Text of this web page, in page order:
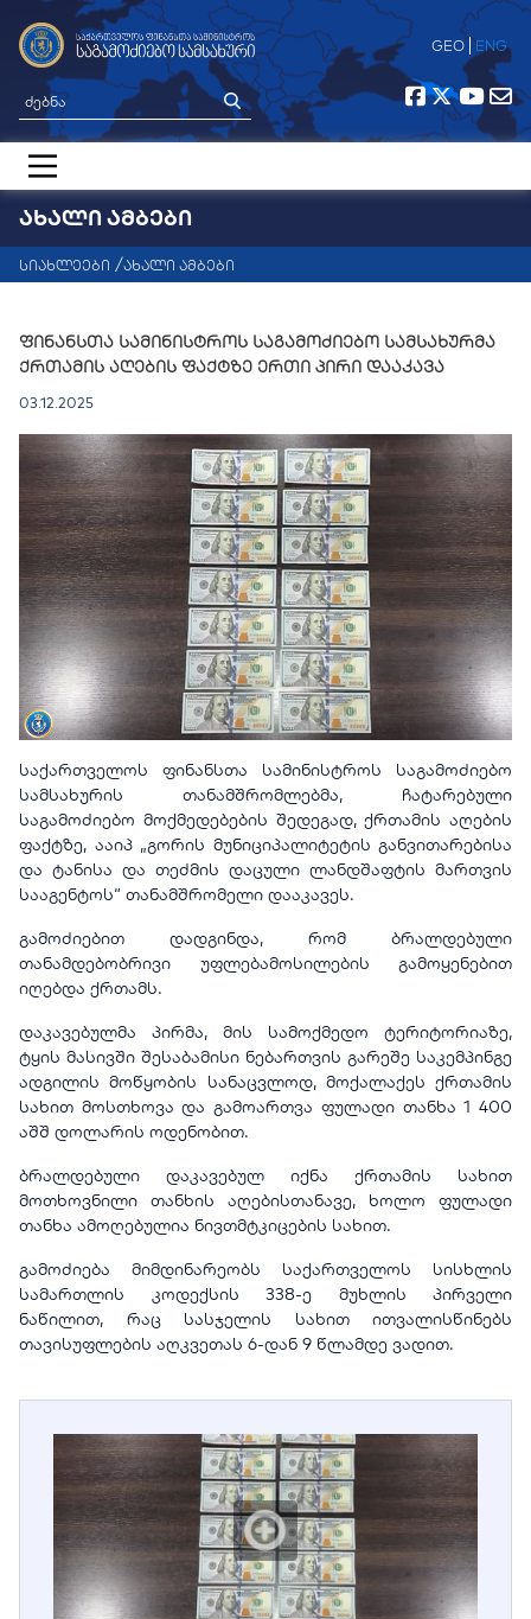
GEO ENG
მთავარი
ჩვენ შესახებ
საერთაშორისო თანამშრომლობა
კონტაქტი
ᲐᲮᲐᲚᲘ ᲐᲛᲑᲔᲑᲘ
სიახლეები ახალი ამბები
ფინანსთა სამინისტროს საგამოძიებო სამსახურმა
ქრთამის აღების ფაქტზე ერთი პირი დააკავა
03.12.2025
საქართველოს ფინანსთა სამინისტროს საგამოძიებო
სამსახურის თანამშრომლებმა, ჩატარებული
საგამოძიებო მოქმედებების შედეგად, ქრთამის აღების
ფაქტზე, ააიპ „გორის მუნიციპალიტეტის განვითარებისა
და ტანისა და თეძმის დაცული ლანდშაფტის მართვის
სააგენტოს“ თანამშრომელი დააკავეს.
გამოძიებით დადგინდა, რომ ბრალდებული
თანამდებობრივი უფლებამოსილების გამოყენებით
იღებდა ქრთამს.
დაკავებულმა პირმა, მის სამოქმედო ტერიტორიაზე,
ტყის მასივში შესაბამისი ნებართვის გარეშე საკემპინგე
ადგილის მოწყობის სანაცვლოდ, მოქალაქეს ქრთამის
სახით მოსთხოვა და გამოართვა ფულადი თანხა 1 400
აშშ დოლარის ოდენობით.
ბრალდებული დაკავებულ იქნა ქრთამის სახით
მოთხოვნილი თანხის აღებისთანავე, ხოლო ფულადი
თანხა ამოღებულია ნივთმტკიცების სახით.
გამოძიება მიმდინარეობს საქართველოს სისხლის
სამართლის კოდექსის 338-ე მუხლის პირველი
ნაწილით, რაც სასჯელის სახით ითვალისწინებს
თავისუფლების აღკვეთას 6-დან 9 წლამდე ვადით.